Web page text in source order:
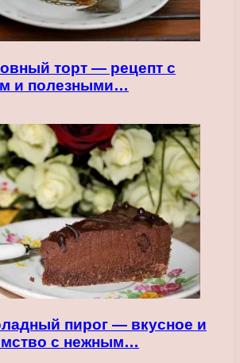
торт — рецепт с
и полезными…
пирог — вкусное и
с нежным…